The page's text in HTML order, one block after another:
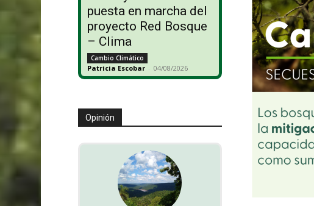
puesta en marcha del
proyecto Red Bosque
– Clima
Cambio Climático
Patricia Escobar - 04/08/2026
Opinión